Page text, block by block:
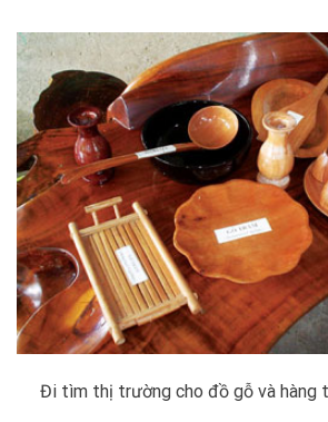
Đi tìm thị trường cho đồ gỗ và hàng